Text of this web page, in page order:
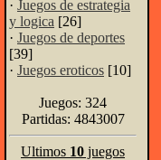
· Juegos de estrategia
y logica [26]
· Juegos de deportes
[39]
· Juegos eroticos [10]
Juegos: 324
Partidas: 4843007
Ultimos 10 juegos